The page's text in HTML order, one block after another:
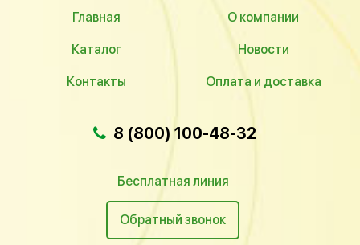
Главная
О компании
Каталог Новости
Контакты Оплата и доставка
8 (800) 100-48-32
Бесплатная линия
Обратный звонок